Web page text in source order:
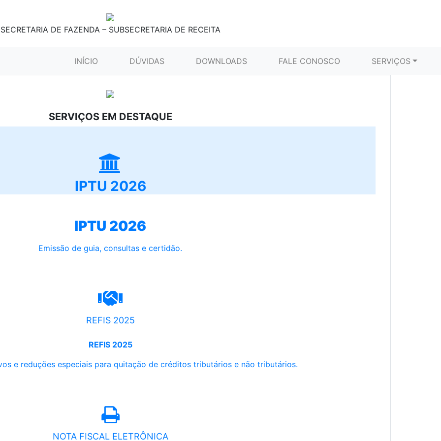
SECRETARIA DE FAZENDA – SUBSECRETARIA DE RECEITA
INÍCIO (CURRENT)DÚVIDAS DOWNLOADS FALE CONOSCO SERVIÇOS
SERVIÇOS EM DESTAQUE
IPTU 2026
IPTU 2026
Emissão de guia, consultas e certidão.
REFIS 2025
REFIS 2025
e reduções especiais para quitação de créditos tributários e não tributários.
NOTA FISCAL ELETRÔNICA